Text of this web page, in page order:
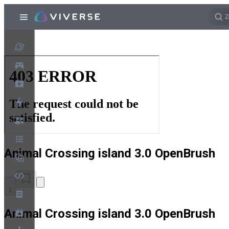
Animal Crossing island 3.0 OpenBrush
Animal Crossing island 3.0 OpenBrush